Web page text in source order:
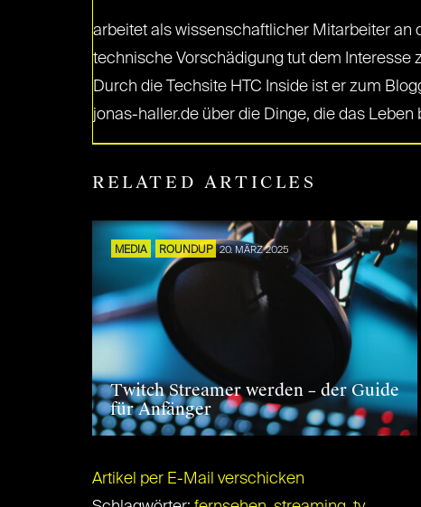
arbeitet als wissenschaftlicher Mitarbeiter an
technische Vorschädigung tut dem Interesse
Durch die Techsite HTC Inside ist er zum
jonas-haller.de über die Dinge, die das
RELATED ARTICLES
MEDIA ROUNDUP 20. MÄRZ 2025
Twitch Streamer werden – der Guide
für Anfänger
Artikel per E-Mail verschicken